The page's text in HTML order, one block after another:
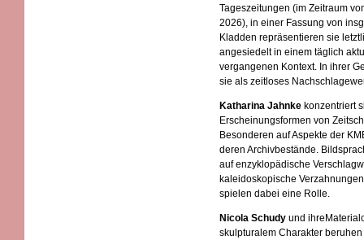
Tageszeitungen (im Zeitraum
2026), in einer Fassung von
Kladden repräsentieren sie
angesiedelt in einem täglich
vergangenen Kontext. In ihrer
sie als zeitloses
Katharina Jahnke konzentriert
Erscheinungsformen von
Besonderen auf Aspekte der
deren Archivbestände.
auf enzyklopädische
kaleidoskopische
spielen dabei eine Rolle.
Nicola Schudy und
skulpturalem Charakter